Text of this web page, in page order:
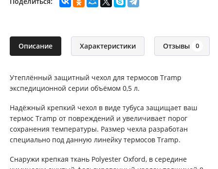
Описание Характеристики Отзывы 0
Утеплённый защитный чехол для термосов Tramp
экспедиционной серии объёмом 0,5 л.
Надёжный крепкий чехол в виде тубуса защищает ваш
термос Tramp от повреждений и увеличивает порог
сохранения температуры. Размер чехла разработан
специально под данную линейку термосов Tramp.
Снаружи крепкая ткань Polyester Oxford, в середине